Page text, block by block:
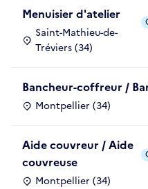
Menuisier d'atelier
Saint-Mathieu-de-
Tréviers (34)
Bancheur-coffreur /
Montpellier (34)
Aide couvreur / Aide
couvreuse
Montpellier (34)